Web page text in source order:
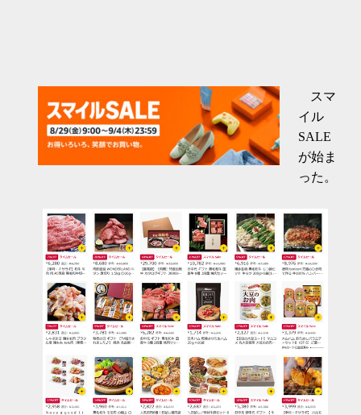
スマ
イル
SALE
が始ま
った。